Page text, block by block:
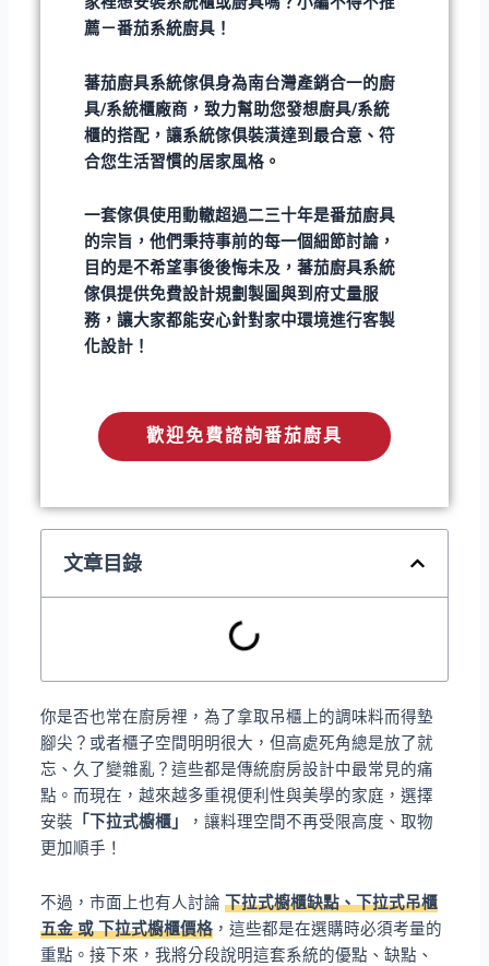
薦－番茄系統廚具！
蕃茄廚具系統傢俱身為南台灣產銷合一的廚
具/系統櫃廠商，致力幫助您發想廚具/系統
櫃的搭配，讓系統傢俱裝潢達到最合意、符
合您生活習慣的居家風格。
一套傢俱使用動轍超過二三十年是番茄廚具
的宗旨，他們秉持事前的每一個細節討論，
目的是不希望事後後悔未及，蕃茄廚具系統
傢俱提供免費設計規劃製圖與到府丈量服
務，讓大家都能安心針對家中環境進行客製
化設計！
歡迎免費諮詢番茄廚具
文章目錄
你是否也常在廚房裡，為了拿取吊櫃上的調味料而得墊
腳尖？或者櫃子空間明明很大，但高處死角總是放了就
忘、久了變雜亂？這些都是傳統廚房設計中最常見的痛
點。而現在，越來越多重視便利性與美學的家庭，選擇
安裝 「下拉式櫥櫃」
，讓料理空間不再受限高度、取物
更加順手！
不過，市面上也有人討論下拉式櫥櫃缺點、下拉式吊櫃
五金 或 下拉式櫥櫃價格 ，這些都是在選購時必須考量的
重點。接下來，我將分段說明這套系統的優點、缺點、